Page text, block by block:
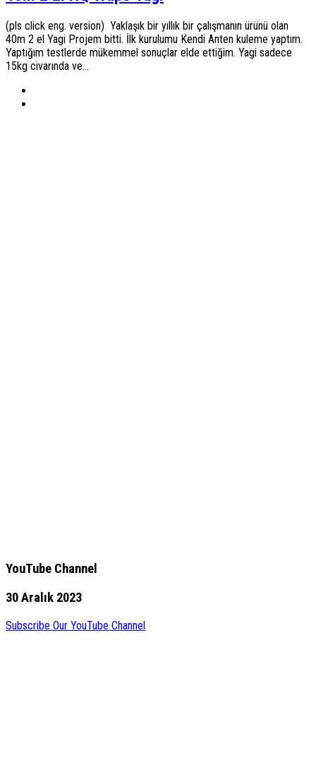
(pls click eng. version) Yaklaşık bir yıllık bir çalışmanın ürünü olan
40m 2 el Yagi Projem bitti. İlk kurulumu Kendi Anten kuleme yaptım.
Yaptığım testlerde mükemmel sonuçlar elde ettiğim. Yagi sadece
15kg civarında ve...
YouTube Channel
30 Aralık 2023
Subscribe Our YouTube Channel